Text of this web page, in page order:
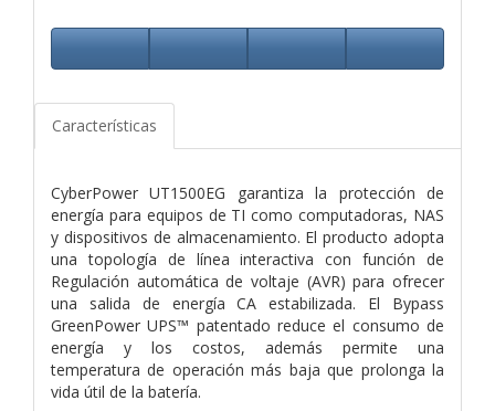
Características
CyberPower UT1500EG garantiza la protección de
energía para equipos de TI como computadoras, NAS
y dispositivos de almacenamiento. El producto adopta
una topología de línea interactiva con función de
Regulación automática de voltaje (AVR) para ofrecer
una salida de energía CA estabilizada. El Bypass
GreenPower UPS™ patentado reduce el consumo de
energía y los costos, además permite una
temperatura de operación más baja que prolonga la
vida útil de la batería.